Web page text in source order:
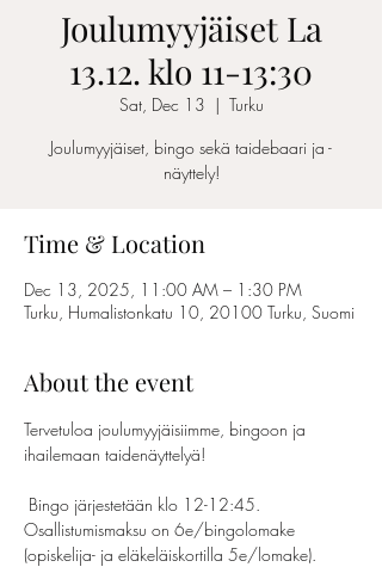
Joulumyyjäiset La
13.12. klo 11-13:30
Sat, Dec 13
  |
Turku
Joulumyyjäiset, bingo sekä taidebaari ja -
näyttely!
Time & Location
Dec 13, 2025, 11:00 AM – 1:30 PM
Turku, Humalistonkatu 10, 20100 Turku, Suomi
About the event
Tervetuloa joulumyyjäisiimme, bingoon ja
ihailemaan taidenäyttelyä!
Osallistumismaksu on 6e/bingolomake
(opiskelija- ja eläkeläiskortilla 5e/lomake).